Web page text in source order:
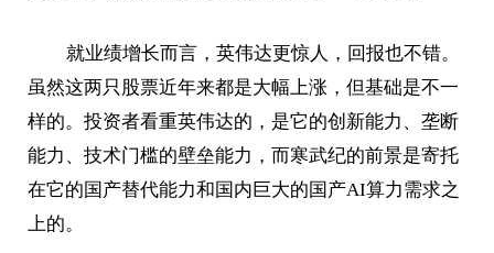
就业绩增长而言，英伟达更惊人，回报也不错。
虽然这两只股票近年来都是大幅上涨，但基础是不一
样的。投资者看重英伟达的，是它的创新能力、垄断
能力、技术门槛的壁垒能力，而寒武纪的前景是寄托
在它的国产替代能力和国内巨大的国产AI算力需求之
上的。